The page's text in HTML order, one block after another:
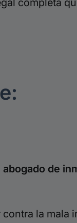
completa
abogado de
la mala